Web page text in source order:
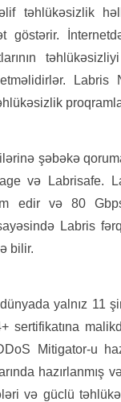
təhlükəsizlik
göstərir.
Labris
şəbəkə
və Labrisafe.
edir və 80
Labris
bilir.
yalnız 11
sertifikatına
Mitigator-u
və güclü